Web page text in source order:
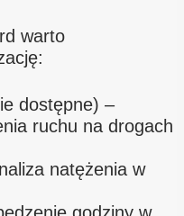
warto
dostępne) –
ruchu na drogach
natężenia w